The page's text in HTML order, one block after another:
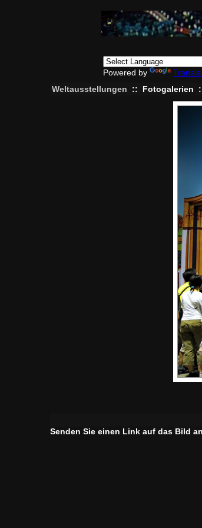
Powered by
Weltausstellungen :: Fotogalerien
Senden Sie einen Link auf das Bild